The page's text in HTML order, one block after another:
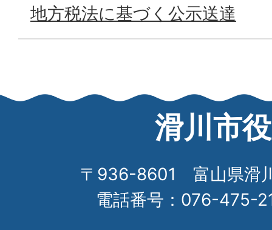
地方税法に基づく公示送達
滑川市
〒936-8601 富山県滑
電話番号：076-475-